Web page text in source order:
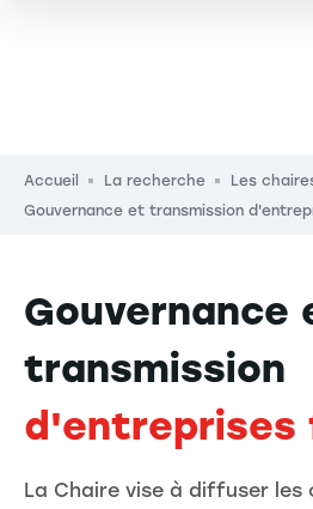
Fil d'Ariane
Accueil La recherche
Les
Gouvernance et transmission
Gouvernance
transmission
d'entreprises
La Chaire vise à diffuser les